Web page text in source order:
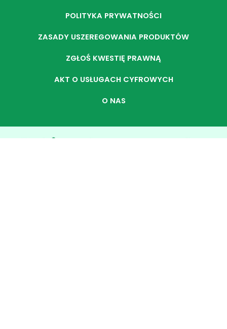
POLITYKA PRYWATNOŚCI
ZASADY USZEREGOWANIA PRODUKTÓW
ZGŁOŚ KWESTIĘ PRAWNĄ
AKT O USŁUGACH CYFROWYCH
O NAS